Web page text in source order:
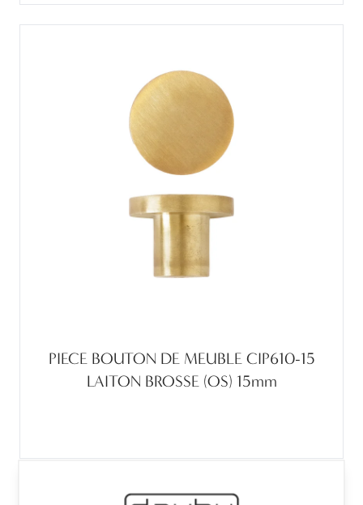
PIECE BOUTON DE MEUBLE CIP610-15
LAITON BROSSE (OS) 15mm